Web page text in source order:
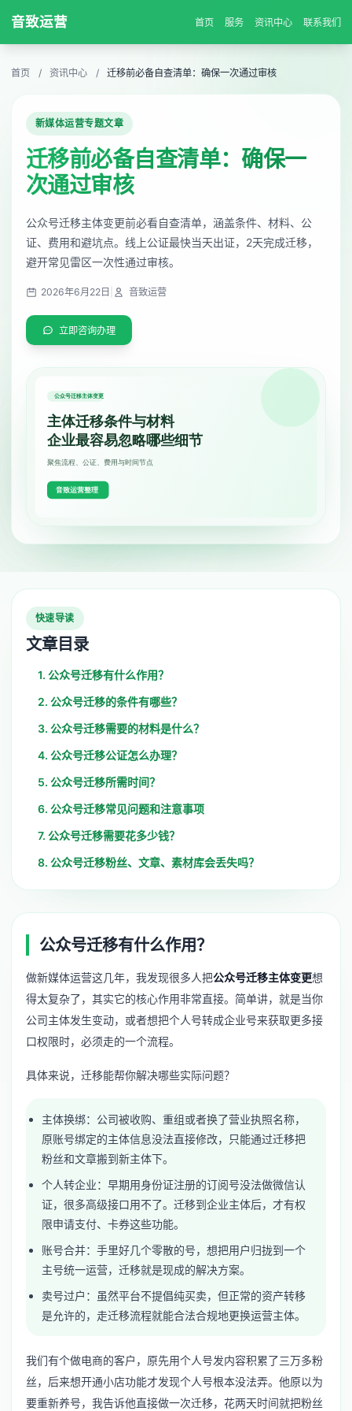
音致运营 首页 服务 资讯中心 联系我们
首页 / 资讯中心 / 迁移前必备自查清单：确保一次通过审核
新媒体运营专题文章
迁移前必备自查清单：确保一
次通过审核
公众号迁移主体变更前必看自查清单，涵盖条件、材料、公
证、费用和避坑点。线上公证最快当天出证，2天完成迁移，
避开常见雷区一次性通过审核。
2026年6月22日 音致运营
立即咨询办理
快速导读
文章目录
1. 公众号迁移有什么作用？
2. 公众号迁移的条件有哪些？
3. 公众号迁移需要的材料是什么？
4. 公众号迁移公证怎么办理？
5. 公众号迁移所需时间？
6. 公众号迁移常见问题和注意事项
7. 公众号迁移需要花多少钱？
8. 公众号迁移粉丝、文章、素材库会丢失吗？
公众号迁移有什么作用？
做新媒体运营这几年，我发现很多人把公众号迁移主体变更想
得太复杂了，其实它的核心作用非常直接。简单讲，就是当你
公司主体发生变动，或者想把个人号转成企业号来获取更多接
口权限时，必须走的一个流程。
具体来说，迁移能帮你解决哪些实际问题？
主体换绑：公司被收购、重组或者换了营业执照名称，
原账号绑定的主体信息没法直接修改，只能通过迁移把
粉丝和文章搬到新主体下。
个人转企业：早期用身份证注册的订阅号没法做微信认
证，很多高级接口用不了。迁移到企业主体后，才有权
限申请支付、卡券这些功能。
账号合并：手里好几个零散的号，想把用户归拢到一个
主号统一运营，迁移就是现成的解决方案。
卖号过户：虽然平台不提倡纯买卖，但正常的资产转移
是允许的，走迁移流程就能合法合规地更换运营主体。
我们有个做电商的客户，原先用个人号发内容积累了三万多粉
丝，后来想开通小店功能才发现个人号根本没法弄。他原以为
要重新养号，我告诉他直接做一次迁移，花两天时间就把粉丝